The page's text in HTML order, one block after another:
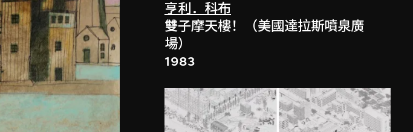
亨利．科布
雙子摩天樓！（美國達拉斯噴泉廣
場）
1983